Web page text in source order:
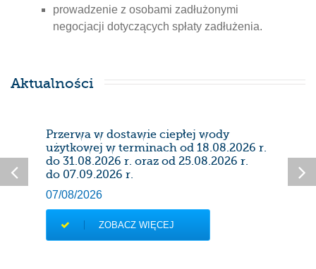
prowadzenie z osobami zadłużonymi
negocjacji dotyczących spłaty zadłużenia.
Aktualności
Przerwa w dostawie ciepłej wody
użytkowej w terminach od 18.08.2026 r.
do 31.08.2026 r. oraz od 25.08.2026 r.
do 07.09.2026 r.
07/08/2026
ZOBACZ WIĘCEJ